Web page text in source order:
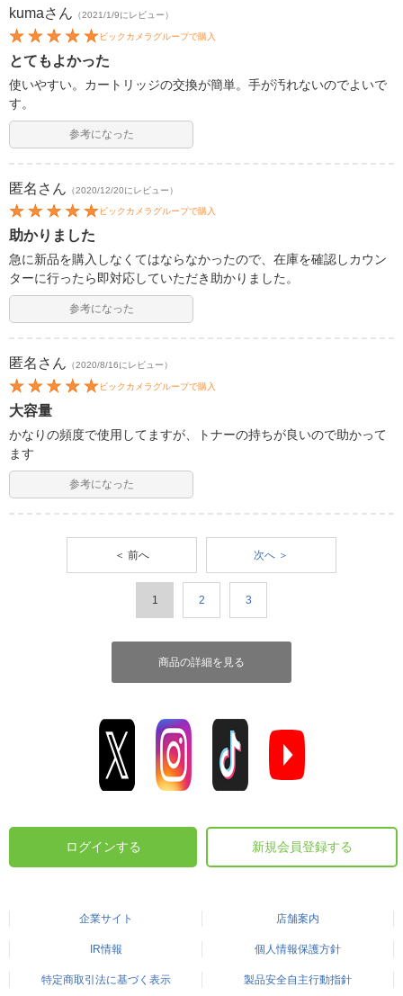
kumaさん （2021/1/9にレビュー）
ビックカメラグループで購入
とてもよかった
使いやすい。カートリッジの交換が簡単。手が汚れないのでよいで
す。
参考になった
匿名 さん （2020/12/20にレビュー）
ビックカメラグループで購入
助かりました
急に新品を購入しなくてはならなかったので、在庫を確認しカウン
ターに行ったら即対応していただき助かりました。
参考になった
匿名 さん （2020/8/16にレビュー）
ビックカメラグループで購入
大容量
かなりの頻度で使用してますが、トナーの持ちが良いので助かって
ます
参考になった
＜ 前へ 次へ ＞
1 2 3
商品の詳細を見る
ログインする 新規会員登録する
企業サイト 店舗案内
IR情報 個人情報保護方針
特定商取引法に基づく表示 製品安全自主行動指針